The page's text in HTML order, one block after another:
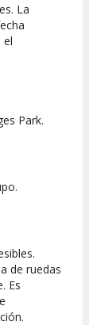
La
el
Park.
de ruedas
Es